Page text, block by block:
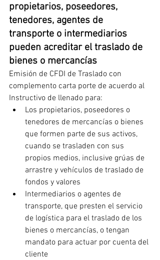
propietarios, poseedores,
tenedores, agentes de
transporte o intermediarios
pueden acreditar el traslado de
bienes o mercancías
Emisión de CFDI de Traslado con
complemento carta porte de acuerdo al
Instructivo de llenado para:
Los propietarios, poseedores o
tenedores de mercancías o bienes
que formen parte de sus activos,
cuando se trasladen con sus
propios medios, inclusive grúas de
arrastre y vehículos de traslado de
fondos y valores
Intermediarios o agentes de
transporte, que presten el servicio
de logística para el traslado de los
bienes o mercancías, o tengan
mandato para actuar por cuenta del
cliente